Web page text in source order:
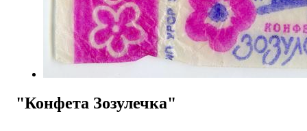
"Конфета Зозулечка"